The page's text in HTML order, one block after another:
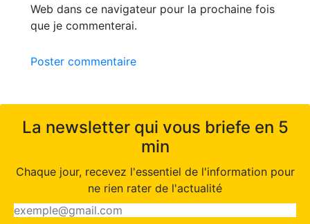
Web dans ce navigateur pour la prochaine fois
que je commenterai.
Poster commentaire
La newsletter qui vous briefe en 5
min
Chaque jour, recevez l'essentiel de l'information pour
ne rien rater de l'actualité